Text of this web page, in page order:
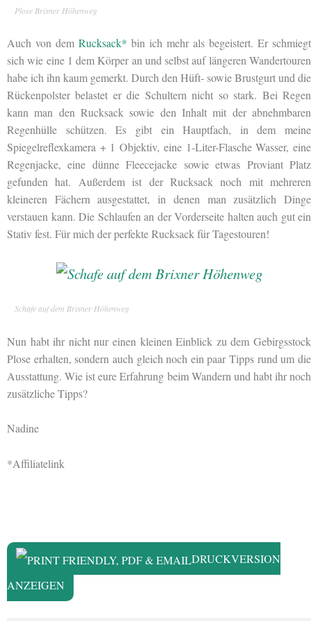
Plose Brixner Höhenweg
Auch von dem Rucksack* bin ich mehr als begeistert. Er schmiegt
sich wie eine 1 dem Körper an und selbst auf längeren Wandertouren
habe ich ihn kaum gemerkt. Durch den Hüft- sowie Brustgurt und die
Rückenpolster belastet er die Schultern nicht so stark. Bei Regen
kann man den Rucksack sowie den Inhalt mit der abnehmbaren
Regenhülle schützen. Es gibt ein Hauptfach, in dem meine
Spiegelreflexkamera + 1 Objektiv, eine 1-Liter-Flasche Wasser, eine
Regenjacke, eine dünne Fleecejacke sowie etwas Proviant Platz
gefunden hat. Außerdem ist der Rucksack noch mit mehreren
kleineren Fächern ausgestattet, in denen man zusätzlich Dinge
verstauen kann. Die Schlaufen an der Vorderseite halten auch gut ein
Stativ fest. Für mich der perfekte Rucksack für Tagestouren!
Schafe auf dem Brixner Höhenweg
Nun habt ihr nicht nur einen kleinen Einblick zu dem Gebirgsstock
Plose erhalten, sondern auch gleich noch ein paar Tipps rund um die
Ausstattung. Wie ist eure Erfahrung beim Wandern und habt ihr noch
zusätzliche Tipps?
Nadine
*Affiliatelink
DRUCKVERSION
ANZEIGEN